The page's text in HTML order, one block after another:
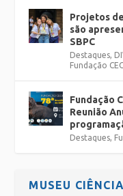
Projetos
são
SBPC
Destaques,
Fundação
Fundação
Reunião
Destaques,
MUSEU